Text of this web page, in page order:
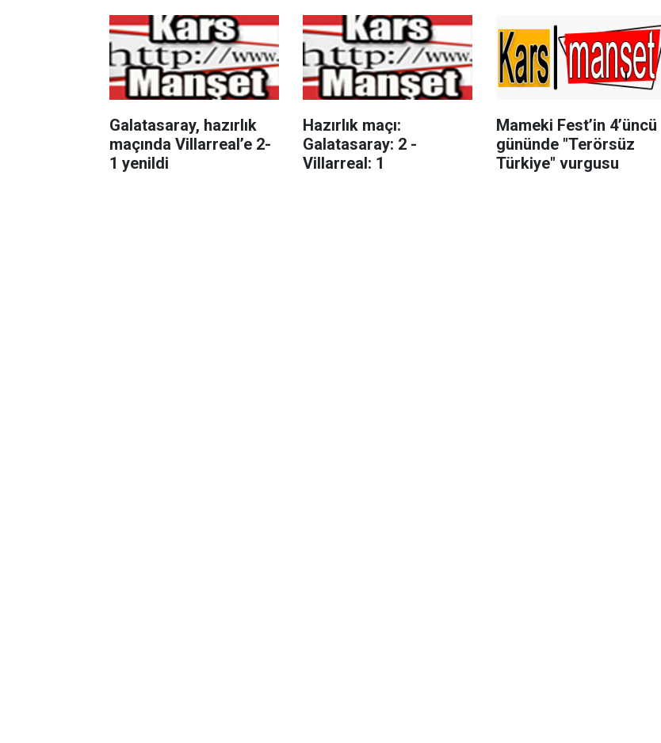
karşılanması için
gerekli planlamaları
yaptık"
Galatasaray, hazırlık
maçında Villarreal’e 2-
1 yenildi
Hazırlık maçı:
Galatasaray: 2 -
Villarreal: 1
Mameki Fest’in 4’üncü
gününde "Terörsüz
Türkiye" vurgusu